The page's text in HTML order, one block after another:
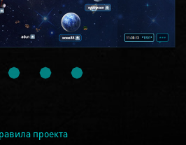
проекта